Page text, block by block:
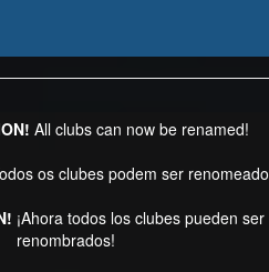
All clubs can now be renamed!
os clubes podem ser
¡Ahora todos los clubes pueden ser
renombrados!